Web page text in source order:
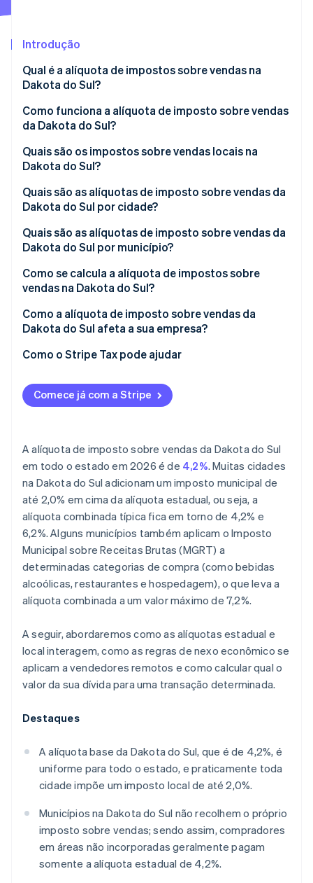
Verificação de identidade
Stripe Sessions 2026
Assista agora
Introdução
Qual é a alíquota de impostos sobre vendas na
Dakota do Sul?
Como funciona a alíquota de imposto sobre vendas
da Dakota do Sul?
Quais são os impostos sobre vendas locais na
Dakota do Sul?
Intervalo da alíquota de impostos sobre vendas da
Dakota do Sul em 2026
Quais são as alíquotas de imposto sobre vendas da
Dakota do Sul por cidade?
Quais são as alíquotas de imposto sobre vendas da
Dakota do Sul por município?
Como se calcula a alíquota de impostos sobre
vendas na Dakota do Sul?
Como a alíquota de imposto sobre vendas da
Dakota do Sul afeta a sua empresa?
Vendedores remotos
Empresas prestadoras de serviços
Setor de hospitalidade e alimentação
Como o Stripe Tax pode ajudar
Comece já com a Stripe
A alíquota de imposto sobre vendas da Dakota do Sul
em todo o estado em 2026 é de 4,2%. Muitas cidades
na Dakota do Sul adicionam um imposto municipal de
até 2,0% em cima da alíquota estadual, ou seja, a
alíquota combinada típica fica em torno de 4,2% e
6,2%. Alguns municípios também aplicam o Imposto
Municipal sobre Receitas Brutas (MGRT) a
determinadas categorias de compra (como bebidas
alcoólicas, restaurantes e hospedagem), o que leva a
alíquota combinada a um valor máximo de 7,2%.
A seguir, abordaremos como as alíquotas estadual e
local interagem, como as regras de nexo econômico se
aplicam a vendedores remotos e como calcular qual o
valor da sua dívida para uma transação determinada.
Destaques
A alíquota base da Dakota do Sul, que é de 4,2%, é
uniforme para todo o estado, e praticamente toda
cidade impõe um imposto local de até 2,0%.
Municípios na Dakota do Sul não recolhem o próprio
imposto sobre vendas; sendo assim, compradores
em áreas não incorporadas geralmente pagam
somente a alíquota estadual de 4,2%.